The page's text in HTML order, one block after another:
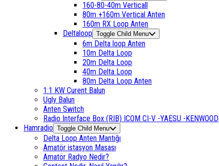
160-80-40m Verticall
80m +160m Vertical Anten
160m RX Loop Anten
Deltaloop Toggle Child Menu
6m Delta loop Anten
10m Delta Loop
20m Delta Loop
40m Delta Loop
80m Delta Loop Anten
1:1 KW Curent Balun
Ugly Balun
Anten Switch
Radio Interface Box (RIB) ICOM CI-V -YAESU -KENWOOD
Hamradio Toggle Child Menu
Delta Loop Anten Mantığı
Amatör istasyon Masası
Amatör Radyo Nedir?